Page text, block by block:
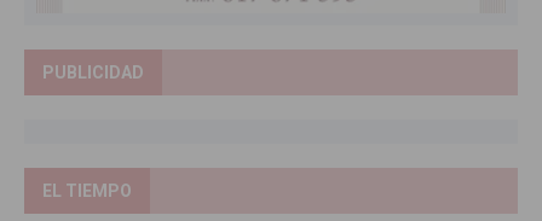
PUBLICIDAD
EL TIEMPO